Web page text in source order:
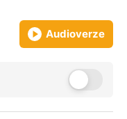
Audioverze